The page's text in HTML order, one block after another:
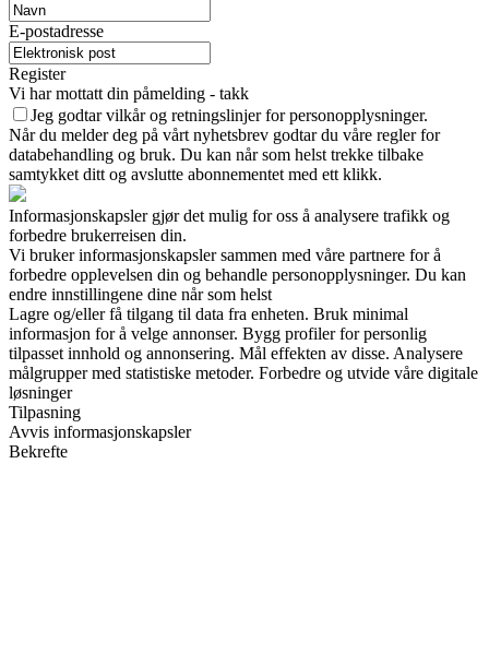
E-postadresse
Register
Vi har mottatt din påmelding - takk
Jeg godtar vilkår og retningslinjer for personopplysninger.
Når du melder deg på vårt nyhetsbrev godtar du våre regler for
databehandling og bruk. Du kan når som helst trekke tilbake
samtykket ditt og avslutte abonnementet med ett klikk.
Informasjonskapsler gjør det mulig for oss å analysere trafikk og
forbedre brukerreisen din.
Vi bruker informasjonskapsler sammen med våre partnere for å
forbedre opplevelsen din og behandle personopplysninger. Du kan
endre innstillingene dine når som helst
Lagre og/eller få tilgang til data fra enheten. Bruk minimal
informasjon for å velge annonser. Bygg profiler for personlig
tilpasset innhold og annonsering. Mål effekten av disse. Analysere
målgrupper med statistiske metoder. Forbedre og utvide våre digitale
løsninger
Tilpasning
Avvis informasjonskapsler
Bekrefte